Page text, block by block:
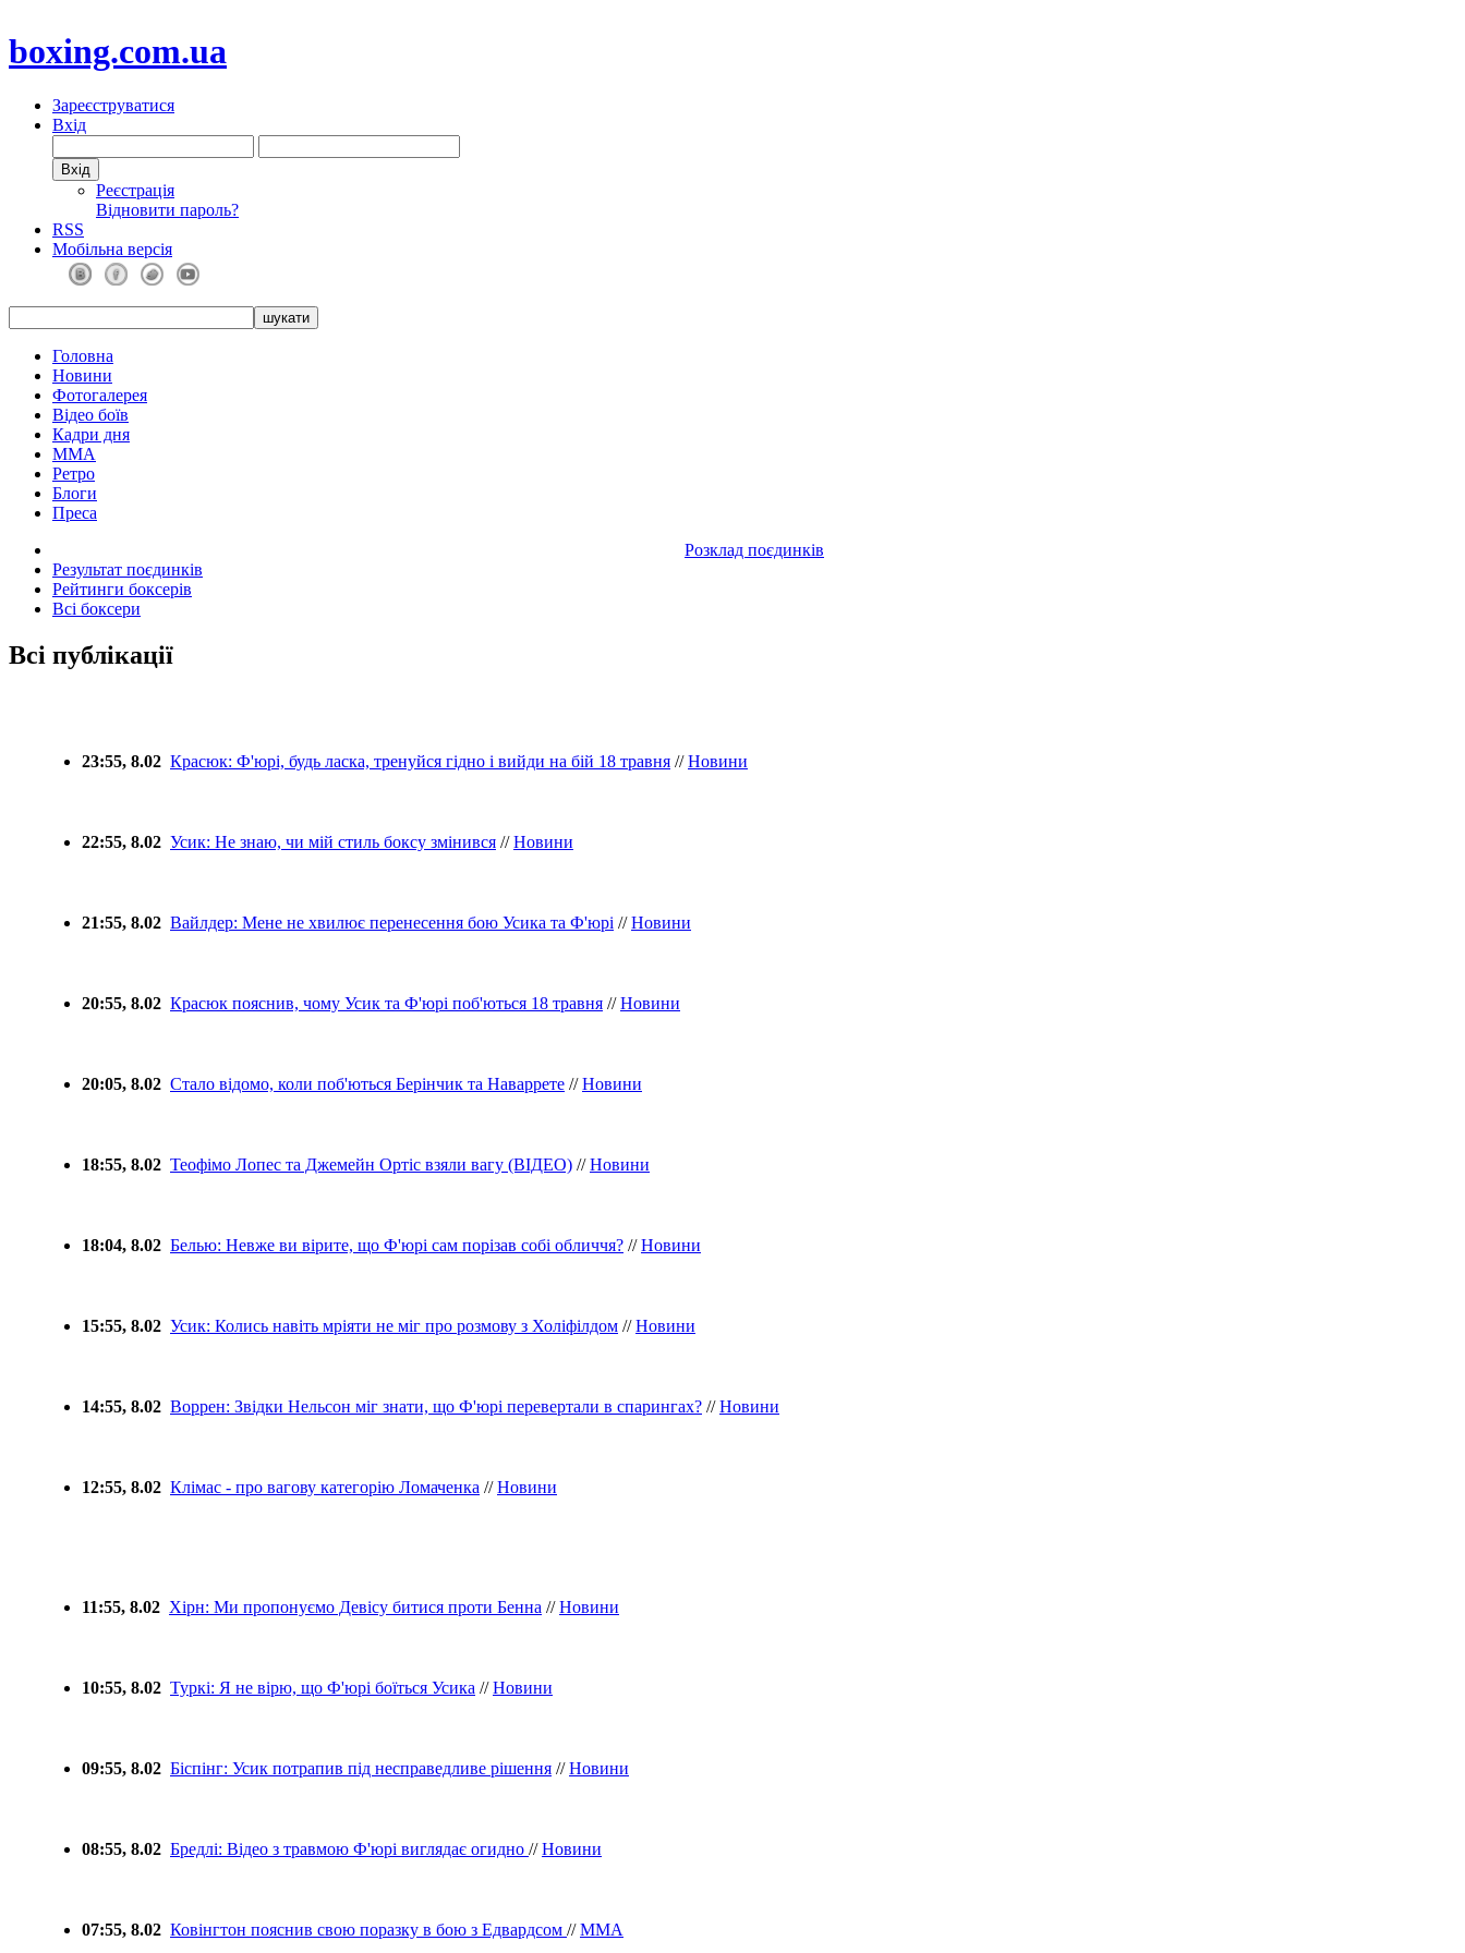
boxing.com.ua
Зареєструватися
Вхід
Реєстрація
Відновити пароль?
RSS
Мобільна версія
Головна
Новини
Фотогалерея
Відео боїв
Кадри дня
ММА
Ретро
Блоги
Преса
Розклад поєдинків
Результат поєдинків
Рейтинги боксерів
Всі боксери
Всі публікації
23:55, 8.02 Красюк: Ф'юрі, будь ласка, тренуйся гідно і вийди на бій 18 травня //Новини
22:55, 8.02 Усик: Не знаю, чи мій стиль боксу змінився //Новини
21:55, 8.02 Вайлдер: Мене не хвилює перенесення бою Усика та Ф'юрі //Новини
20:55, 8.02 Красюк пояснив, чому Усик та Ф'юрі поб'ються 18 травня //Новини
20:05, 8.02 Стало відомо, коли поб'ються Берінчик та Наваррете //Новини
18:55, 8.02 Теофімо Лопес та Джемейн Ортіс взяли вагу (ВІДЕО) //Новини
18:04, 8.02 Белью: Невже ви вірите, що Ф'юрі сам порізав собі обличчя? //Новини
15:55, 8.02 Усик: Колись навіть мріяти не міг про розмову з Холіфілдом //Новини
14:55, 8.02 Воррен: Звідки Нельсон міг знати, що Ф'юрі перевертали в спарингах? //Новини
12:55, 8.02 Клімас - про вагову категорію Ломаченка //Новини
11:55, 8.02 Хірн: Ми пропонуємо Девісу битися проти Бенна //Новини
10:55, 8.02 Туркі: Я не вірю, що Ф'юрі боїться Усика //Новини
09:55, 8.02 Біспінг: Усик потрапив під несправедливе рішення //Новини
08:55, 8.02 Бредлі: Відео з травмою Ф'юрі виглядає огидно //Новини
07:55, 8.02 Ковінгтон пояснив свою поразку в бою з Едвардсом //ММА